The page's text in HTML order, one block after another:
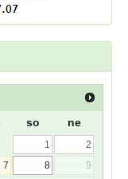
so ne
1
2
7 8
9